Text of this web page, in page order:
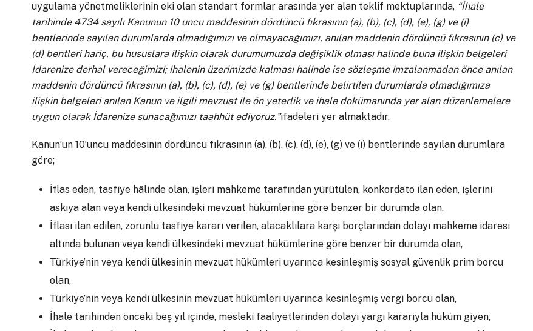
uygulama yönetmeliklerinin eki olan standart formlar arasında yer alan teklif mektuplarında, “İhale
tarihinde 4734 sayılı Kanunun 10 uncu maddesinin dördüncü fıkrasının (a), (b), (c), (d), (e), (g) ve (i)
bentlerinde sayılan durumlarda olmadığımızı ve olmayacağımızı, anılan maddenin dördüncü fıkrasının (c) ve
(d) bentleri hariç, bu hususlara ilişkin olarak durumumuzda değişiklik olması halinde buna ilişkin belgeleri
İdarenize derhal vereceğimizi; ihalenin üzerimizde kalması halinde ise sözleşme imzalanmadan önce anılan
maddenin dördüncü fıkrasının (a), (b), (c), (d), (e) ve (g) bentlerinde belirtilen durumlarda olmadığımıza
ilişkin belgeleri anılan Kanun ve ilgili mevzuat ile ön yeterlik ve ihale dokümanında yer alan düzenlemelere
uygun olarak İdarenize sunacağımızı taahhüt ediyoruz.”ifadeleri yer almaktadır.
Kanun’un 10’uncu maddesinin dördüncü fıkrasının (a), (b), (c), (d), (e), (g) ve (i) bentlerinde sayılan durumlara
göre;
İflas eden, tasfiye hâlinde olan, işleri mahkeme tarafından yürütülen, konkordato ilan eden, işlerini
askıya alan veya kendi ülkesindeki mevzuat hükümlerine göre benzer bir durumda olan,
İflası ilan edilen, zorunlu tasfiye kararı verilen, alacaklılara karşı borçlarından dolayı mahkeme idaresi
altında bulunan veya kendi ülkesindeki mevzuat hükümlerine göre benzer bir durumda olan,
Türkiye’nin veya kendi ülkesinin mevzuat hükümleri uyarınca kesinleşmiş sosyal güvenlik prim borcu
olan,
Türkiye’nin veya kendi ülkesinin mevzuat hükümleri uyarınca kesinleşmiş vergi borcu olan,
İhale tarihinden önceki beş yıl içinde, mesleki faaliyetlerinden dolayı yargı kararıyla hüküm giyen,